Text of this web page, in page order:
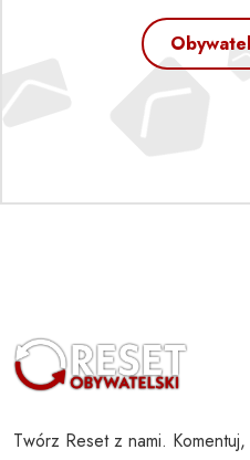
Twórz Reset z nami.